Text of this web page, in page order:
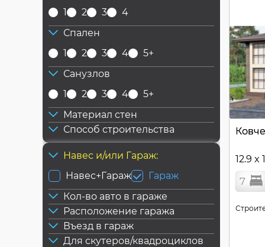
1
2 3
4
Спален
1
2 3 4
5+
Санузлов
1
2 3 4
5+
Материал стен
Способ строительства
Навес и/или Гараж:
Навес+Гараж
Гараж
Кол-во авто в гараже
Расположение гаража
Въезд в гараж
Для скутеров/квадроциклов
12.9 x
7